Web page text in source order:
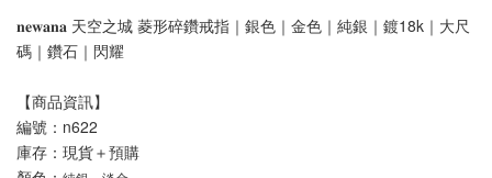
𝐧𝐞𝐰𝐚𝐧𝐚 天空之城 菱形碎鑽戒指｜銀色｜金色｜純銀｜鍍18k｜大尺
碼｜鑽石｜閃耀
【商品資訊】
編號：n622
庫存：現貨＋預購